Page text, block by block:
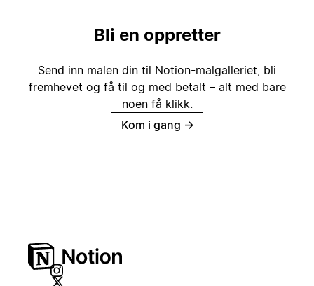
Bli en oppretter
Send inn malen din til Notion-malgalleriet, bli
fremhevet og få til og med betalt – alt med bare
noen få klikk.
Kom i gang →